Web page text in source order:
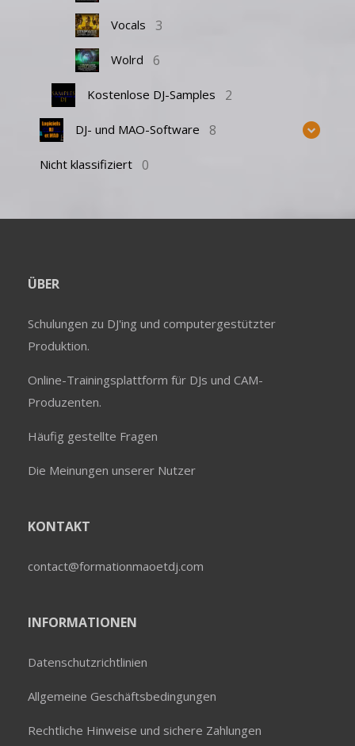
Vocals 3
Wolrd 6
Kostenlose DJ-Samples 2
DJ- und MAO-Software 8
Nicht klassifiziert 0
ÜBER
Schulungen zu DJ'ing und computergestützter
Produktion.
Online-Trainingsplattform für DJs und CAM-
Produzenten.
Häufig gestellte Fragen
Die Meinungen unserer Nutzer
KONTAKT
contact@formationmaoetdj.com
INFORMATIONEN
Datenschutzrichtlinien
Allgemeine Geschäftsbedingungen
Rechtliche Hinweise und sichere Zahlungen